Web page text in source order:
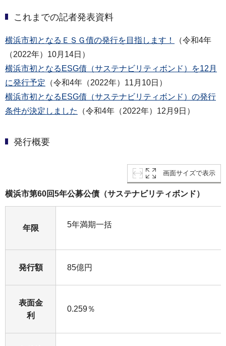
これまでの記者発表資料
横浜市初となるＥＳＧ債の発行を目指します！
（令和4年
（2022年）10月14日）
横浜市初となるESG債（サステナビリティボンド）を12月
に発行予定 （令和4年（2022年）11月10日）
横浜市初となるESG債（サステナビリティボンド）の発行
条件が決定しました
（令和4年（2022年）12月9日）
発行概要
画面サイズで表示
横浜市第60回5年公募公債（サステナビリティボンド）
年限 5年満期一括
発行額 85億円
表面金
利
0.259％